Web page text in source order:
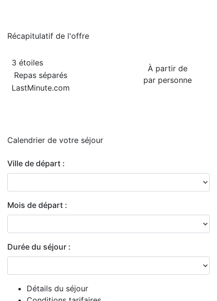
Récapitulatif de l'offre
À partir de
par personne
3 étoiles
Repas séparés
LastMinute.com
Calendrier de votre séjour
Ville de départ :
Mois de départ :
Durée du séjour :
Détails du séjour